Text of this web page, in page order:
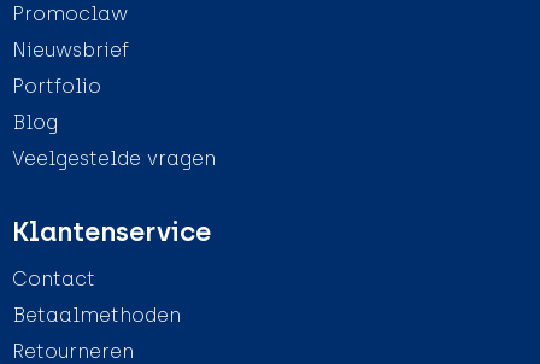
Promoclaw
Nieuwsbrief
Portfolio
Blog
Veelgestelde vragen
Klantenservice
Contact
Betaalmethoden
Retourneren